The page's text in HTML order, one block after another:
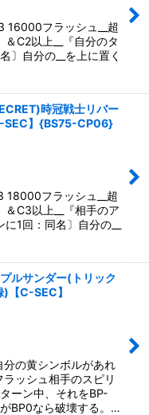
フラッシュ__超
C2以上__『自分のタ
〕自分の__を上に置く
時冠戦士リバー
SEC】{BS75-CP06}
フラッシュ__超
C3以上__『相手のア
1回：同名〕自分の__
ルサンダー(トリック
【C-SEC】
分の黄シンボルがあれ
ッシュ相手のスピリ
ーン中、それをBP-
BP0なら破壊する。…